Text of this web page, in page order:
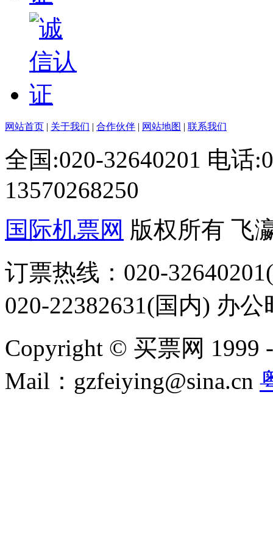
网站首页 | 关于我们 | 合作伙伴 | 网站地图 | 联系我们
全国:020-32640201 电话
13570268250
国际机票网 版权所有 飞
订票热线：020-
020-22382631(国内) 办
Copyright © 买票网 1999
Mail：gzfeiying@sina.cn